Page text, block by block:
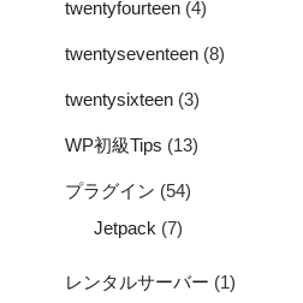
twentyfourteen (4)
twentyseventeen (8)
twentysixteen (3)
WP初級Tips (13)
プラグイン (54)
Jetpack (7)
レンタルサーバー (1)